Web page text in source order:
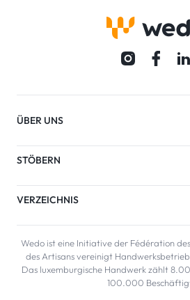
ÜBER UNS
STÖBERN
VERZEICHNIS
Wedo ist eine Initiative der Fédération
des Artisans vereinigt
Das luxemburgische Handwerk zählt
100.000